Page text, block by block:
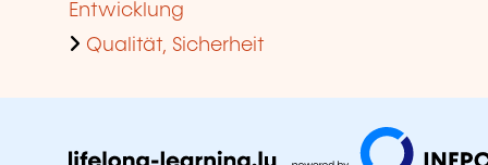
Entwicklung
Qualität, Sicherheit